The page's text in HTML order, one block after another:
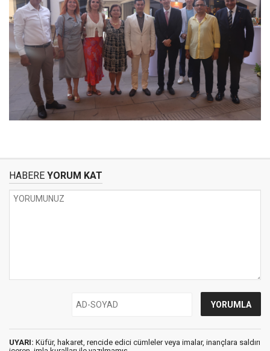
HABERE YORUM KAT
UYARI: Küfür, hakaret, rencide edici cümleler veya imalar, inançlara saldırı